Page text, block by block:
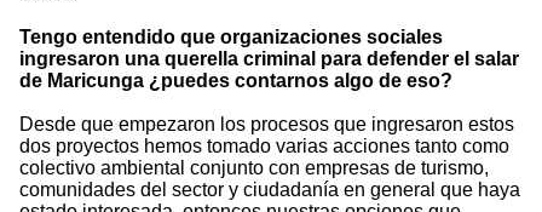
Tengo entendido que organizaciones sociales
ingresaron una querella criminal para defender el salar
de Maricunga ¿puedes contarnos algo de eso?
Desde que empezaron los procesos que ingresaron estos
dos proyectos hemos tomado varias acciones tanto como
colectivo ambiental conjunto con empresas de turismo,
comunidades del sector y ciudadanía en general que haya